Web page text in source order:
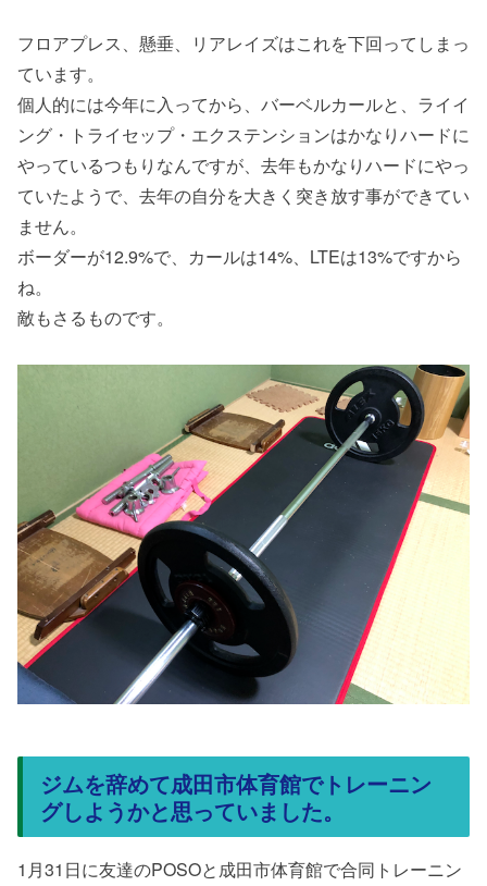
フロアプレス、懸垂、リアレイズはこれを下回ってしまっ
ています。
個人的には今年に入ってから、バーベルカールと、ライイ
ング・トライセップ・エクステンションはかなりハードに
やっているつもりなんですが、去年もかなりハードにやっ
ていたようで、去年の自分を大きく突き放す事ができてい
ません。
ボーダーが12.9%で、カールは14%、LTEは13%ですから
ね。
敵もさるものです。
ジムを辞めて成田市体育館でトレーニン
グしようかと思っていました。
1月31日に友達のPOSOと成田市体育館で合同トレーニン